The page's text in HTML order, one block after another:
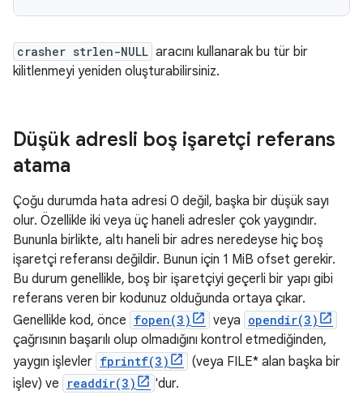
crasher strlen-NULL aracını kullanarak bu tür bir
kilitlenmeyi yeniden oluşturabilirsiniz.
Düşük adresli boş işaretçi referans
atama
Çoğu durumda hata adresi 0 değil, başka bir düşük sayı
olur. Özellikle iki veya üç haneli adresler çok yaygındır.
Bununla birlikte, altı haneli bir adres neredeyse hiç boş
işaretçi referansı değildir. Bunun için 1 MiB ofset gerekir.
Bu durum genellikle, boş bir işaretçiyi geçerli bir yapı gibi
referans veren bir kodunuz olduğunda ortaya çıkar.
Genellikle kod, önce fopen(3) veya opendir(3)
çağrısının başarılı olup olmadığını kontrol etmediğinden,
yaygın işlevler fprintf(3)
(veya FILE* alan başka bir
işlev) ve
readdir(3) 'dur.